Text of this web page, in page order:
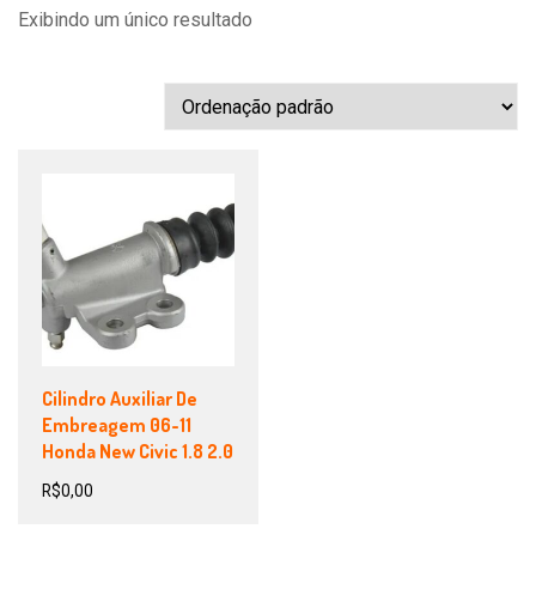
Exibindo um único resultado
Cilindro Auxiliar De
Embreagem 06-11
Honda New Civic 1.8 2.0
R$0,00